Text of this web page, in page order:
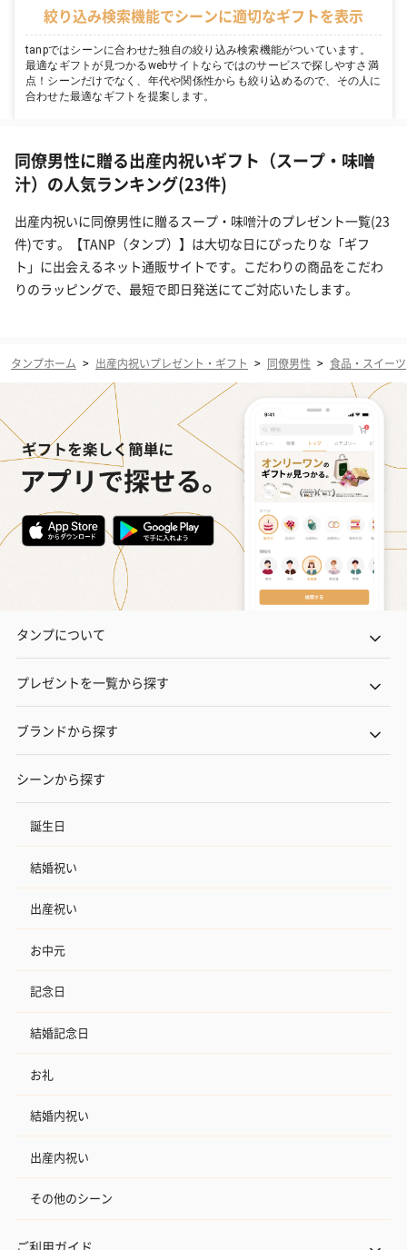
絞り込み検索機能でシーンに適切なギフトを表示
tanpではシーンに合わせた独自の絞り込み検索機能がついています。
最適なギフトが見つかるwebサイトならではのサービスで探しやすさ満
点！シーンだけでなく、年代や関係性からも絞り込めるので、その人に
合わせた最適なギフトを提案します。
同僚男性に贈る出産内祝いギフト（スープ・味噌
汁）の人気ランキング(23件)
出産内祝いに同僚男性に贈るスープ・味噌汁のプレゼント一覧(23
件)です。【TANP（タンプ）】は大切な日にぴったりな「ギフ
ト」に出会えるネット通販サイトです。こだわりの商品をこだわ
りのラッピングで、最短で即日発送にてご対応いたします。
タンプホーム > 出産内祝いプレゼント・ギフト > 同僚男性 > 食品・スイーツ
タンプについて
プレゼントを一覧から探す
ブランドから探す
シーンから探す
誕生日
結婚祝い
出産祝い
お中元
記念日
結婚記念日
お礼
結婚内祝い
出産内祝い
その他のシーン
ご利用ガイド